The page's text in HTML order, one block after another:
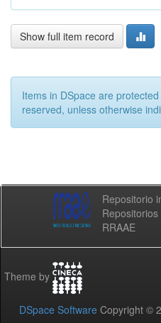
Show full item record
Items in DSpace are
reserved, unless otherwise
Repositorio
RRAAE
Theme by
DSpace Software Copyright ©